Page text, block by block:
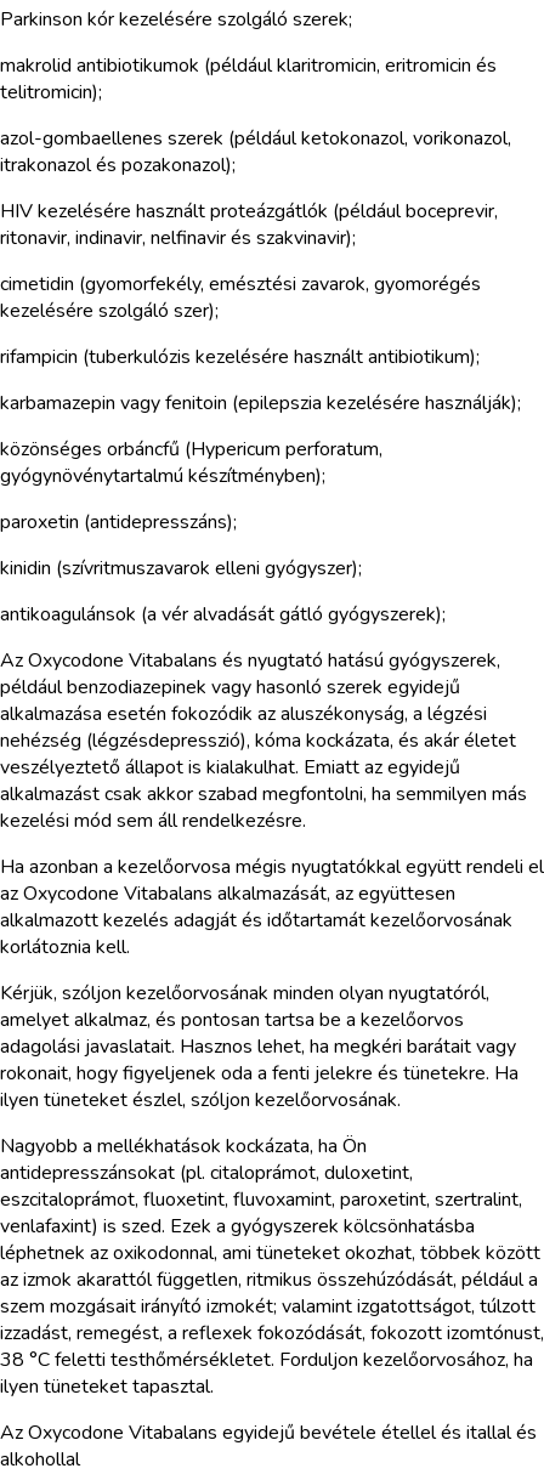
Parkinson kór kezelésére szolgáló szerek;
makrolid antibiotikumok (például klaritromicin, eritromicin és
telitromicin);
azol-gombaellenes szerek (például ketokonazol, vorikonazol,
itrakonazol és pozakonazol);
HIV kezelésére használt proteázgátlók (például boceprevir,
ritonavir, indinavir, nelfinavir és szakvinavir);
cimetidin (gyomorfekély, emésztési zavarok, gyomorégés
kezelésére szolgáló szer);
rifampicin (tuberkulózis kezelésére használt antibiotikum);
karbamazepin vagy fenitoin (epilepszia kezelésére használják);
közönséges orbáncfű (Hypericum perforatum,
gyógynövénytartalmú készítményben);
paroxetin (antidepresszáns);
kinidin (szívritmuszavarok elleni gyógyszer);
antikoagulánsok (a vér alvadását gátló gyógyszerek);
Az Oxycodone Vitabalans és nyugtató hatású gyógyszerek,
például benzodiazepinek vagy hasonló szerek egyidejű
alkalmazása esetén fokozódik az aluszékonyság, a légzési
nehézség (légzésdepresszió), kóma kockázata, és akár életet
veszélyeztető állapot is kialakulhat. Emiatt az egyidejű
alkalmazást csak akkor szabad megfontolni, ha semmilyen más
kezelési mód sem áll rendelkezésre.
Ha azonban a kezelőorvosa mégis nyugtatókkal együtt rendeli el
az Oxycodone Vitabalans alkalmazását, az együttesen
alkalmazott kezelés adagját és időtartamát kezelőorvosának
korlátoznia kell.
Kérjük, szóljon kezelőorvosának minden olyan nyugtatóról,
amelyet alkalmaz, és pontosan tartsa be a kezelőorvos
adagolási javaslatait. Hasznos lehet, ha megkéri barátait vagy
rokonait, hogy figyeljenek oda a fenti jelekre és tünetekre. Ha
ilyen tüneteket észlel, szóljon kezelőorvosának.
Nagyobb a mellékhatások kockázata, ha Ön
antidepresszánsokat (pl. citaloprámot, duloxetint,
eszcitaloprámot, fluoxetint, fluvoxamint, paroxetint, szertralint,
venlafaxint) is szed. Ezek a gyógyszerek kölcsönhatásba
léphetnek az oxikodonnal, ami tüneteket okozhat, többek között
az izmok akarattól független, ritmikus összehúzódását, például a
szem mozgásait irányító izmokét; valamint izgatottságot, túlzott
izzadást, remegést, a reflexek fokozódását, fokozott izomtónust,
38 °C feletti testhőmérsékletet. Forduljon kezelőorvosához, ha
ilyen tüneteket tapasztal.
Az Oxycodone Vitabalans egyidejű bevétele étellel és itallal és
alkohollal